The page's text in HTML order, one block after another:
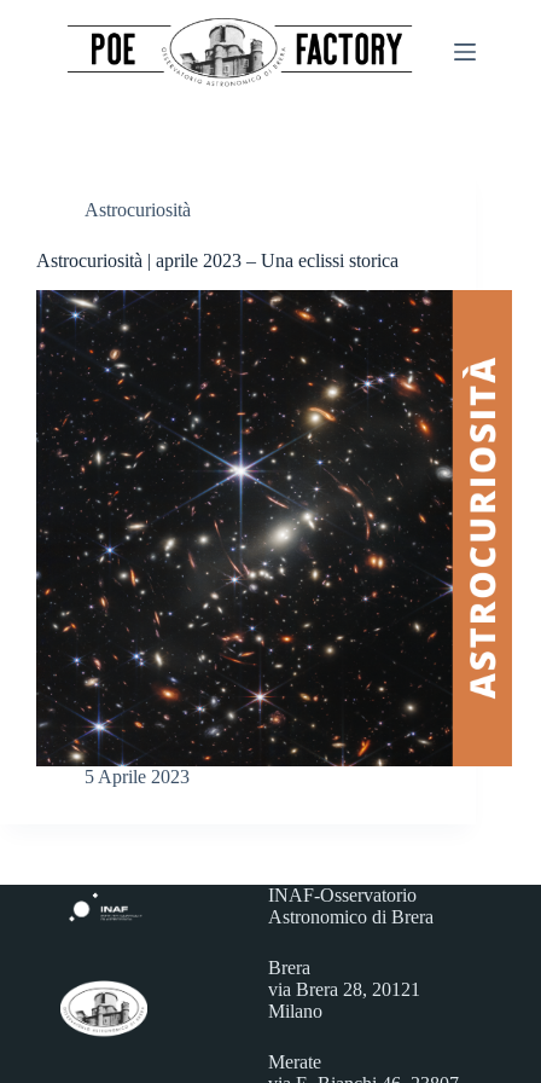
Astrocuriosità
Astrocuriosità | aprile 2023 – Una eclissi storica
5 Aprile 2023
INAF-Osservatorio
Astronomico di Brera
Brera
via Brera 28, 20121
Milano
Merate